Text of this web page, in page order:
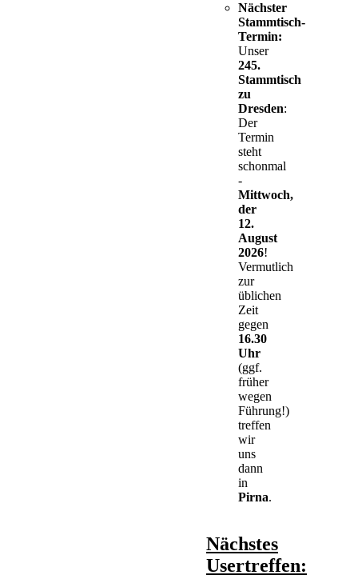
Nächster
Stammtisch-
Termin:
Unser
245.
Stammtisch
zu
Dresden:
Der
Termin
steht
schonmal
-
Mittwoch,
der
12.
August
2026!
Vermutlich
zur
üblichen
Zeit
gegen
16.30
Uhr
(ggf.
früher
wegen
Führung!)
treffen
wir
uns
dann
in
Pirna.
Nächstes
Usertreffen: